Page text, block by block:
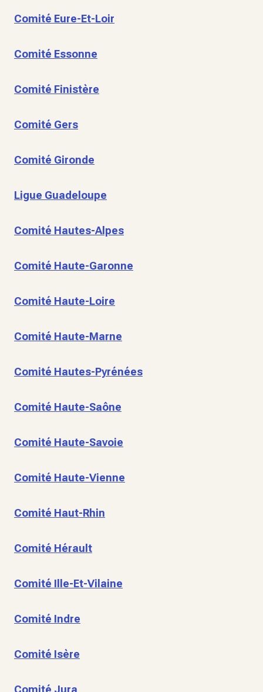
Comité Eure-Et-Loir
Comité Essonne
Comité Finistère
Comité Gers
Comité Gironde
Ligue Guadeloupe
Comité Hautes-Alpes
Comité Haute-Garonne
Comité Haute-Loire
Comité Haute-Marne
Comité Hautes-Pyrénées
Comité Haute-Saône
Comité Haute-Savoie
Comité Haute-Vienne
Comité Haut-Rhin
Comité Hérault
Comité Ille-Et-Vilaine
Comité Indre
Comité Isère
Comité Jura